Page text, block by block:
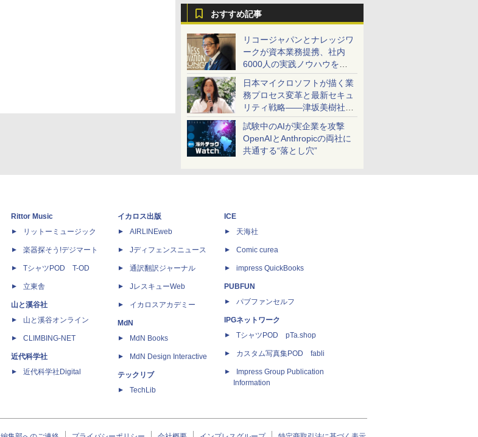
おすすめ記事
リコージャパンとナレッジワ
ークが資本業務提携、社内
6000人の実践ノウハウを生
かした「AI商談記録 for
RICOH」を展開へ
日本マイクロソフトが描く業
務プロセス変革と最新セキュ
リティ戦略――津坂美樹社長
が2027年度戦略を説明
試験中のAIが実企業を攻撃
OpenAIとAnthropicの両社に
共通する“落とし穴”
Rittor Music
リットーミュージック
楽器探そう!デジマート
TシャツPOD T-OD
立東舎
山と溪谷社
山と溪谷オンライン
CLIMBING-NET
近代科学社
近代科学社Digital
イカロス出版
AIRLINEweb
Jディフェンスニュース
通訳翻訳ジャーナル
JレスキューWeb
イカロスアカデミー
MdN
MdN Books
MdN Design Interactive
テックリブ
TechLib
ICE
天海社
Comic curea
impress QuickBooks
PUBFUN
パブファンセルフ
IPGネットワーク
TシャツPOD pTa.shop
カスタム写真集POD fabli
Impress Group Publication
Information